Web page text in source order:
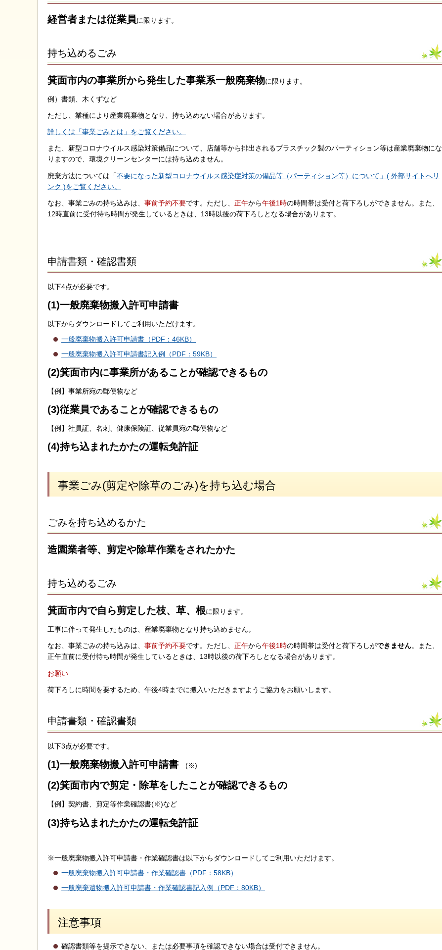
経営者または従業員に限ります。
持ち込めるごみ
箕面市内の事業所から発生した事業系一般廃棄物に限ります。
例）書類、木くずなど
ただし、業種により産業廃棄物となり、持ち込めない場合があります。
詳しくは「事業ごみとは」をご覧ください。
また、新型コロナウイルス感染対策備品について、店舗等から排出されるプラスチック製のパーティション等は産業廃棄物にな
りますので、環境クリーンセンターには持ち込めません。
廃棄方法については「不要になった新型コロナウイルス感染症対策の備品等（パーティション等）について」( 外部サイトへリ
ンク )をご覧ください。
なお、事業ごみの持ち込みは、 事前予約不要です。ただし、 正午から午後1時の時間帯は受付と荷下ろしができません。また、
12時直前に受付待ち時間が発生しているときは、13時以後の荷下ろしとなる場合があります。
申請書類・確認書類
以下4点が必要です。
(1)一般廃棄物搬入許可申請書
以下からダウンロードしてご利用いただけます。
一般廃棄物搬入許可申請書（PDF：46KB）
一般廃棄物搬入許可申請書記入例（PDF：59KB）
(2)箕面市内に事業所があることが確認できるもの
【例】事業所宛の郵便物など
(3)従業員であることが確認できるもの
【例】社員証、名刺、健康保険証、従業員宛の郵便物など
(4)持ち込まれたかたの運転免許証
事業ごみ(剪定や除草のごみ)を持ち込む場合
ごみを持ち込めるかた
造園業者等、剪定や除草作業をされたかた
持ち込めるごみ
箕面市内で自ら剪定した枝、草、根に限ります。
工事に伴って発生したものは、産業廃棄物となり持ち込めません。
なお、事業ごみの持ち込みは、 事前予約不要です。ただし、 正午から午後1時の時間帯は受付と荷下ろしができません。また、
正午直前に受付待ち時間が発生しているときは、13時以後の荷下ろしとなる場合があります。
お願い
荷下ろしに時間を要するため、午後4時までに搬入いただきますようご協力をお願いします。
申請書類・確認書類
以下3点が必要です。
(1)一般廃棄物搬入許可申請書 (※)
(2)箕面市内で剪定・除草をしたことが確認できるもの
【例】契約書、剪定等作業確認書(※)など
(3)持ち込まれたかたの運転免許証
※一般廃棄物搬入許可申請書・作業確認書は以下からダウンロードしてご利用いただけます。
一般廃棄物搬入許可申請書・作業確認書（PDF：58KB）
一般廃棄遺物搬入許可申請書・作業確認書記入例（PDF：80KB）
注意事項
確認書類等を提示できない、または必要事項を確認できない場合は受付できません。